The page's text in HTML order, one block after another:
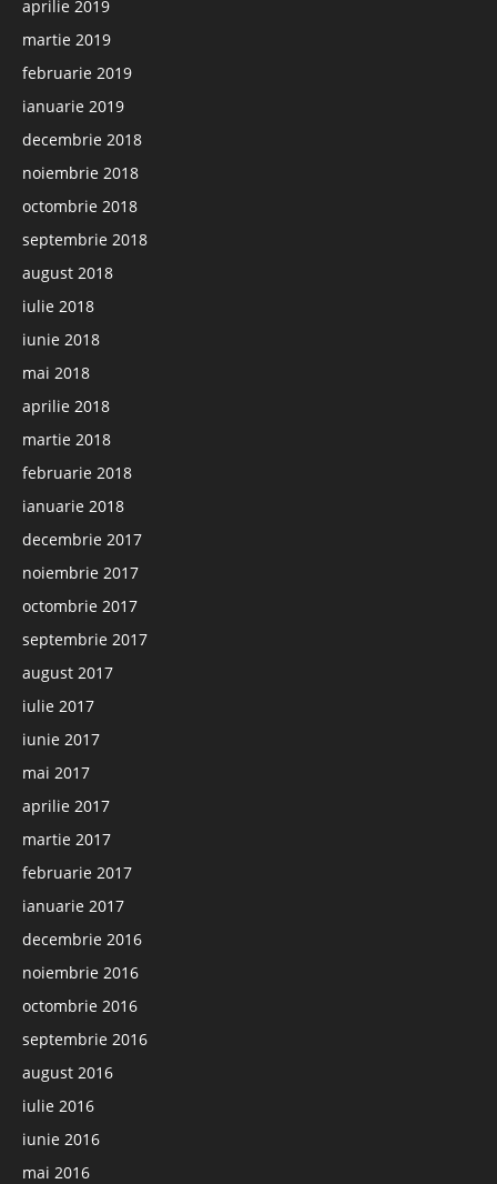
aprilie 2019
martie 2019
februarie 2019
ianuarie 2019
decembrie 2018
noiembrie 2018
octombrie 2018
septembrie 2018
august 2018
iulie 2018
iunie 2018
mai 2018
aprilie 2018
martie 2018
februarie 2018
ianuarie 2018
decembrie 2017
noiembrie 2017
octombrie 2017
septembrie 2017
august 2017
iulie 2017
iunie 2017
mai 2017
aprilie 2017
martie 2017
februarie 2017
ianuarie 2017
decembrie 2016
noiembrie 2016
octombrie 2016
septembrie 2016
august 2016
iulie 2016
iunie 2016
mai 2016